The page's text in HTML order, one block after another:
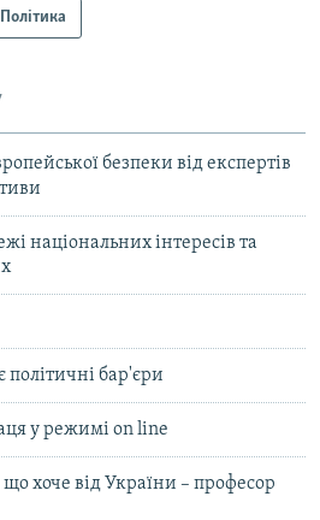
Політика
безпеки від експертів
національних інтересів та
політичні бар'єри
у режимі on line
хоче від України – професор